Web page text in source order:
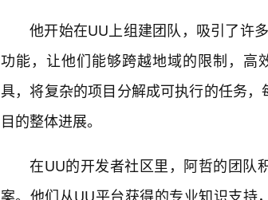
他开始在UU上组建团队，吸引了许
功能，让他们能够跨越地域的限制，高
具，将复杂的项目分解成可执行的任务
目的整体进展。
在UU的开发者社区里，阿哲的团队
案。他们从UU平台获得的专业知识支持